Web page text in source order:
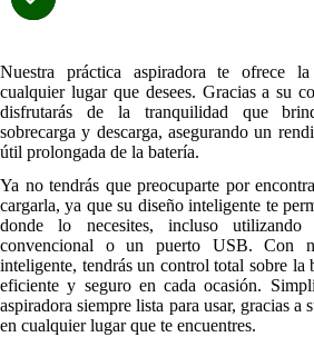
Nuestra práctica aspiradora te ofrece
cualquier lugar que desees. Gracias a su
disfrutarás de la tranquilidad que
sobrecarga y descarga, asegurando un
útil prolongada de la batería.
Ya no tendrás que preocuparte por
cargarla, ya que su diseño inteligente te
donde lo necesites, incluso
convencional o un puerto USB. Con
inteligente, tendrás un control total sobre la
eficiente y seguro en cada ocasión.
aspiradora siempre lista para usar, gracias a
en cualquier lugar que te encuentres.